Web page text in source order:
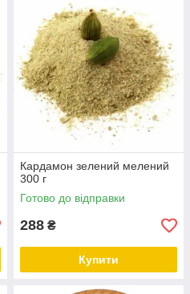
Кардамон зелений мелений
300 г
Готово до відправки
288 ₴
Купити